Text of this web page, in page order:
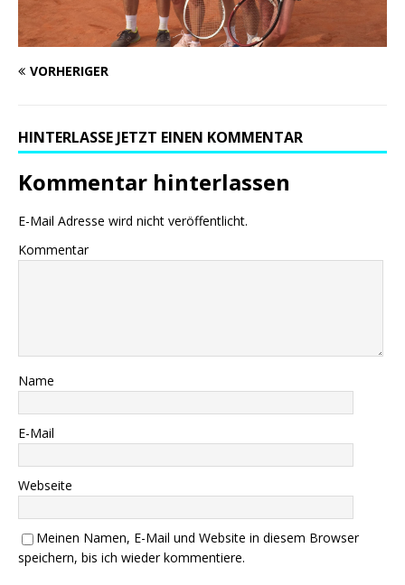
VORHERIGER
HINTERLASSE JETZT EINEN KOMMENTAR
Kommentar hinterlassen
E-Mail Adresse wird nicht veröffentlicht.
Kommentar
Name
E-Mail
Webseite
Meinen Namen, E-Mail und Website in diesem Browser
speichern, bis ich wieder kommentiere.